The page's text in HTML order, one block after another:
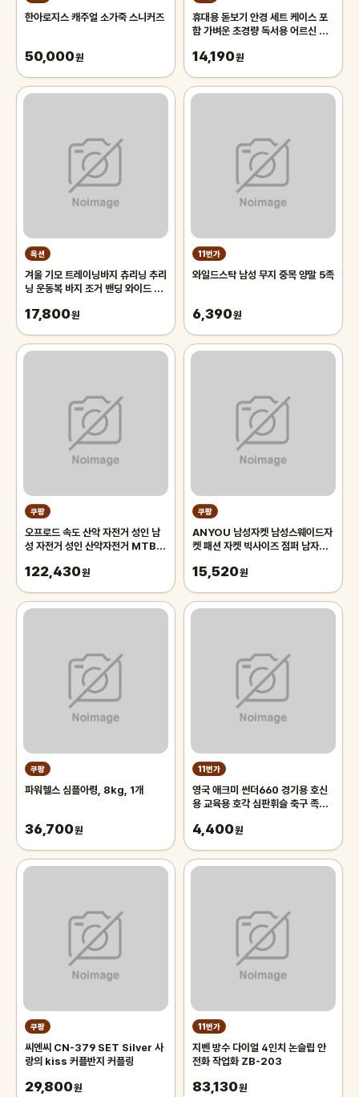
한아로지스 캐주얼 소가죽 스니커즈
50,000원
휴대용 돋보기 안경 세트 케이스 포
함 가벼운 초경량 독서용 어르신 노
남성
14,190원
옥션
겨울 기모 트레이닝바지 츄리닝 추리
닝 운동복 바지 조거 밴딩 와이드 팬
17,800원
11번가
와일드스탁 남성 무지 중목 양말 5족
6,390원
쿠팡
오프로드 속도 산악 자전거 성인 남
성 자전거 성인 산악자전거 MTB,
122,430원
쿠팡
ANYOU 남성자켓 남성스웨이드자
켓 패션 자켓 빅사이즈 점퍼 남자자
15,520원
쿠팡
파워헬스 심플아령, 8kg, 1개
36,700원
11번가
영국 애크미 썬더660 경기용 호신
용 교육용 호각 심판휘슬 축구 족구
4,400원
쿠팡
씨엔씨 CN-379 SET Silver 사
랑의 kiss 커플반지 커플링
29,800원
11번가
지벤 방수 다이얼 4인치 논슬립 안
전화 작업화 ZB-203
83,130원